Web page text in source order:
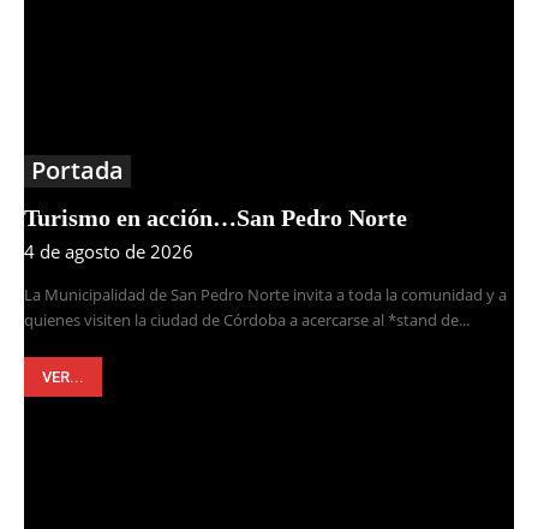
Portada
Turismo en acción…San Pedro Norte
4 de agosto de 2026
La Municipalidad de San Pedro Norte invita a toda la comunidad y a
quienes visiten la ciudad de Córdoba a acercarse al *stand de...
VER...